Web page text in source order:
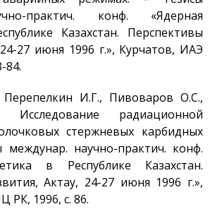
Деятельность в сфере
архитектуры,
градостроительства и
строительства
Охрана окружающей
среды
Вакансии
Почта
Контакты
практич. конф. «Ядерная
Казахстан. Перспективы
27 июня 1996 г.», Курчатов, ИАЭ
84.
И.Г., Пивоваров О.С.,
радиационной
стержневых карбидных
междунар. научно-практич. конф.
в Республике Казахстан.
Актау, 24-27 июня 1996 г.»,
РК, 1996, с. 86.